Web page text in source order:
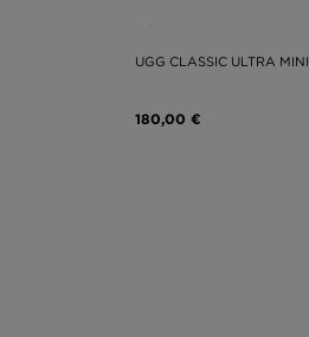
UGG CLASSIC ULTRA MINI
180,00 €